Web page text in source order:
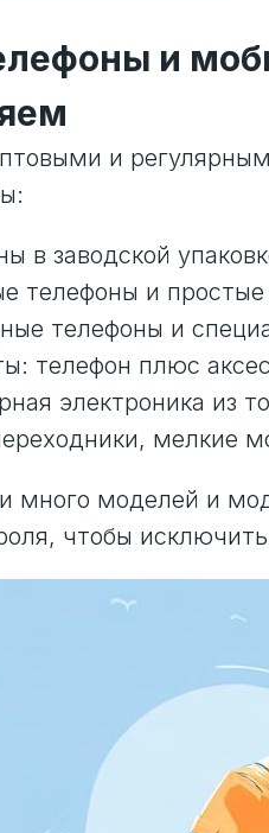
и
и
в заводской
телефоны и
телефоны и
телефон плюс
электроника из
мелкие
много моделей и
чтобы